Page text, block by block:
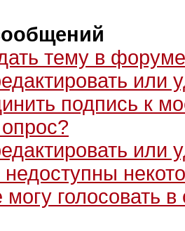
тему в
или
подпись к
или
голосовать в